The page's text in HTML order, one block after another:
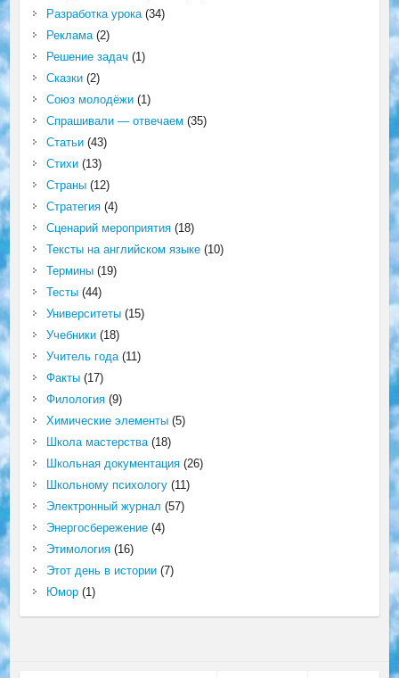
Разработка урока(34)
Реклама(2)
Решение задач (1)
Сказки(2)
Союз молодёжи(1)
Спрашивали — отвечаем (35)
Статьи(43)
Стихи(13)
Страны(12)
Стратегия(4)
Сценарий мероприятия(18)
Тексты на английском языке(10)
Термины(19)
Тесты(44)
Университеты(15)
Учебники(18)
Учитель года(11)
Факты(17)
Филология(9)
Химические элементы(5)
Школа мастерства(18)
Школьная документация(26)
Школьному психологу(11)
Электронный журнал (57)
Энергосбережение(4)
Этимология(16)
Этот день в истории(7)
Юмор(1)